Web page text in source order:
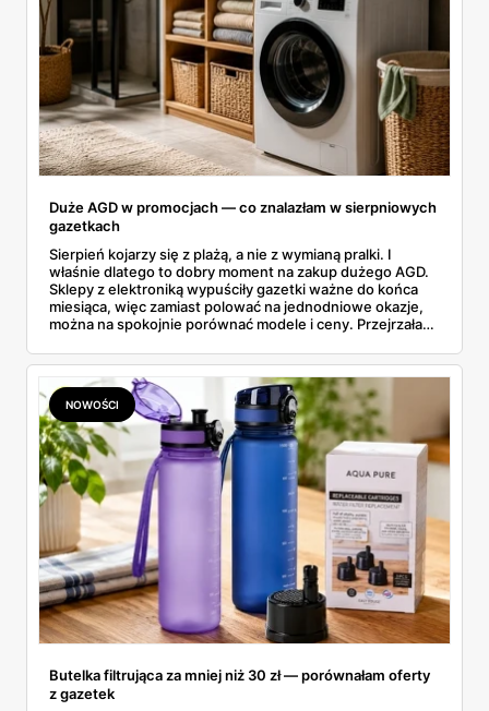
Duże AGD w promocjach — co znalazłam w sierpniowych
gazetkach
Sierpień kojarzy się z plażą, a nie z wymianą pralki. I
właśnie dlatego to dobry moment na zakup dużego AGD.
Sklepy z elektroniką wypuściły gazetki ważne do końca
miesiąca, więc zamiast polować na jednodniowe okazje,
można na spokojnie porównać modele i ceny. Przejrzałam
znalazłam, z cenami i terminami.
NOWOŚCI
Butelka filtrująca za mniej niż 30 zł — porównałam oferty
z gazetek